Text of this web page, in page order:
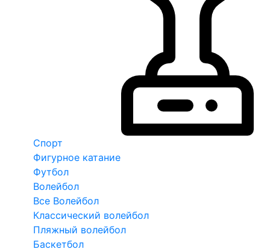
Спорт
Фигурное катание
Футбол
Волейбол
Все Волейбол
Классический волейбол
Пляжный волейбол
Баскетбол